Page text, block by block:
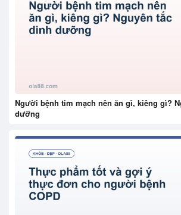
Người bệnh tim mạch nên ăn gì, kiêng gì?
dưỡng